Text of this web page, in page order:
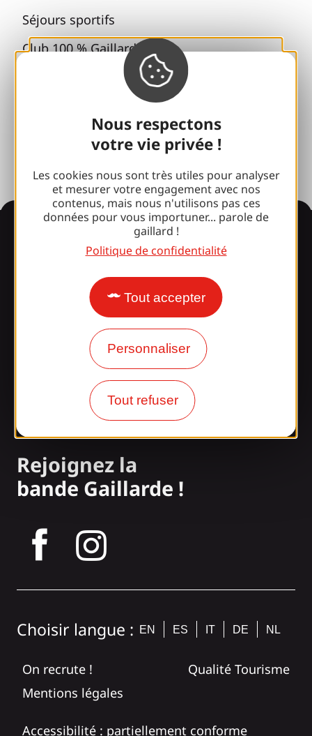
Nous respectons
votre vie privée !
Les cookies nous sont très utiles pour analyser
et mesurer votre engagement avec nos
contenus, mais nous n'utilisons pas ces
données pour vous importuner... parole de
gaillard !
Politique de confidentialité
Tout accepter
Personnaliser
Tout refuser
Séjours sportifs
Club 100 % Gaillard
Brive 100 % Evénement
Espace presse
Informations
Surpris par notre design ?
Nos horaires d'ouverture
Accès et transports
Nos brochures
Rejoignez la
bande Gaillarde !
Choisir langue : EN ES IT DE NL
On recrute !
Qualité Tourisme
Mentions légales
Accessibilité : partiellement conforme